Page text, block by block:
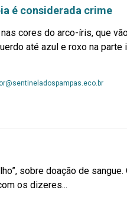
é considerada crime
cores do arco-íris, que
até azul e roxo na parte
Leia
sobre doação de
os dizeres...